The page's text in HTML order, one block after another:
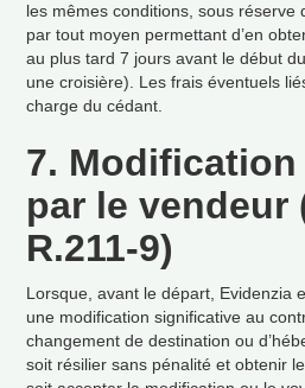
les mêmes conditions, sous réserve
par tout moyen permettant d’en
au plus tard 7 jours avant le début
une croisière). Les fraiséventuels lié
charge du cédant.
7.
par le vendeur
R.211-9)
Lorsque, avant le départ, Evidenzia
une modification significative au
changement de destination ou d’hé
soit résilier sans pénalité et obtenir